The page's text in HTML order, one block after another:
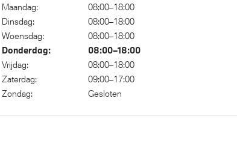
Maandag:
08:00–18:00
Dinsdag:
08:00–18:00
Woensdag:
08:00–18:00
Donderdag: 08:00–18:00
Vrijdag:
08:00–18:00
Zaterdag:
09:00–17:00
Zondag:
Gesloten